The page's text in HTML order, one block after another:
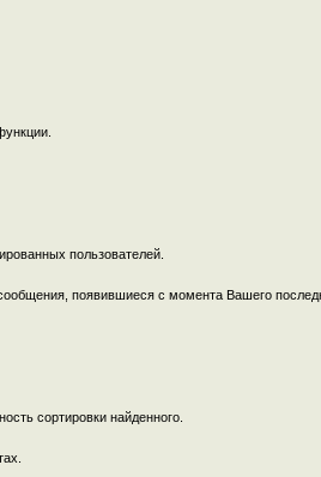
пользователей.
появившиеся с момента Вашего
сортировки найденного.